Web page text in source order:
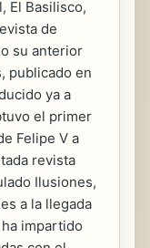
El Basilisco,
de
su anterior
publicado en
ya a
el primer
Felipe V a
revista
Ilusiones,
a la llegada
impartido